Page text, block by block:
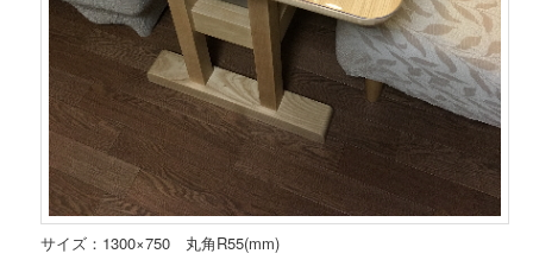
サイズ：1300×750 丸角R55(mm)